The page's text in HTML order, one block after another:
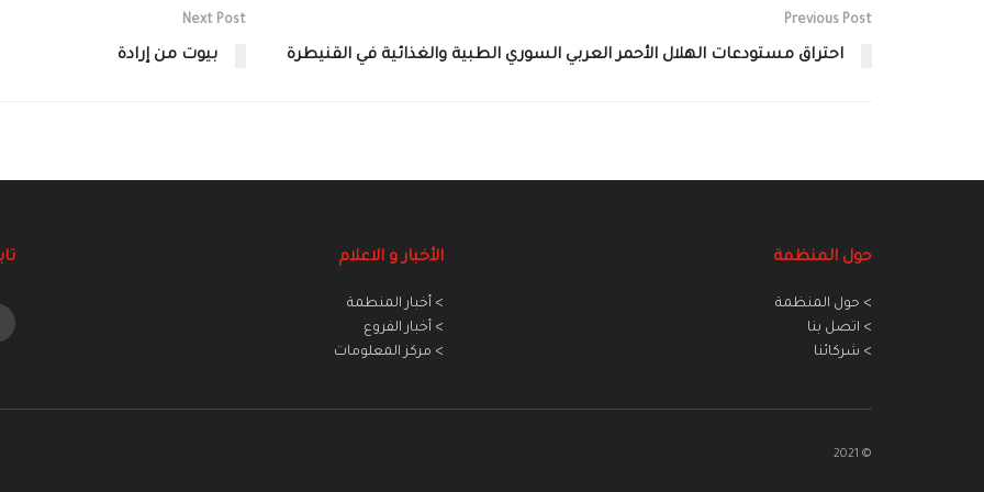
Previous Post
احتراق مستودعات الهلال الأحمر العربي السوري الطبية والغذائية في القنيطرة
Next Post
بيوت من إرادة
حول المنظمة
> حول المنظمة
> اتصل بنا
> شركائنا
الأخبار و الاعلام
> أخبار المنطمة
> أخبار الفروع
> مركز المعلومات
© 2021